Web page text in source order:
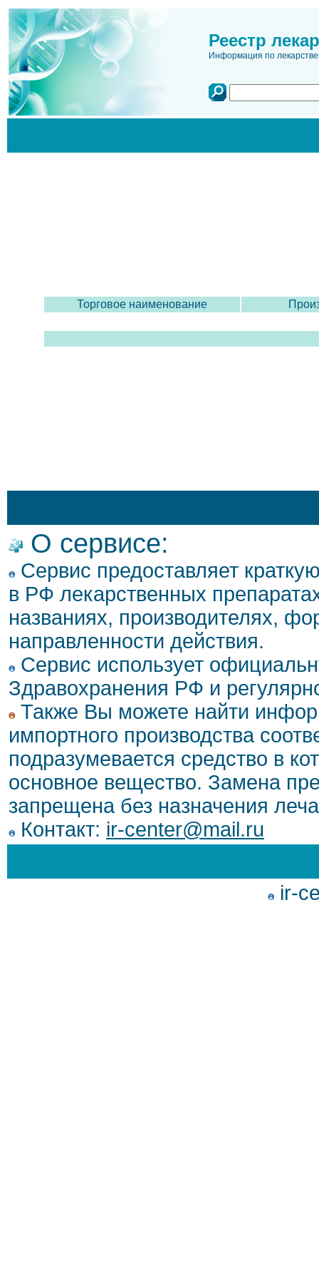
Реестр
Информация по
Торговое наименование
О сервисе:
Сервис предоставляет
в РФ лекарственных
названиях, производителях,
направленности действия.
Сервис использует
Здравохранения РФ и
Также Вы можете найти
импортного производства
подразумевается средство в
основное вещество. Замена
запрещена без назначения
Контакт: ir-center@mail.ru
ir-